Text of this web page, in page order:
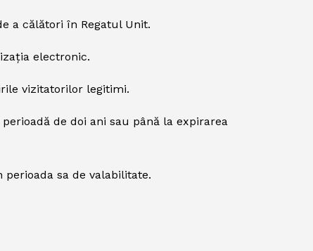
a călători în Regatul Unit.
electronic.
vizitatorilor legitimi.
de doi ani sau până la expirarea
sa de valabilitate.